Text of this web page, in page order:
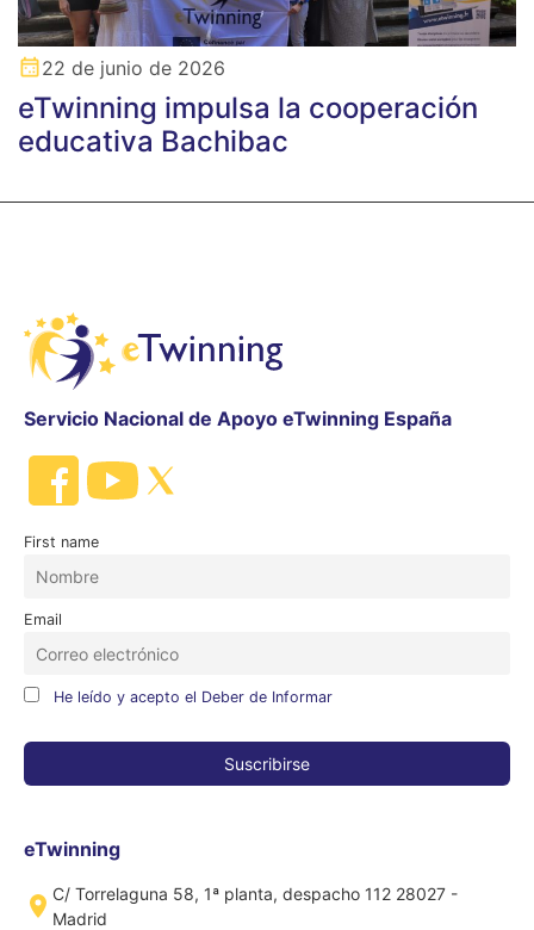
22 de junio de 2026
eTwinning impulsa la cooperación
educativa Bachibac
Servicio Nacional de Apoyo eTwinning España
First name
Email
He leído y acepto el Deber de Informar
eTwinning
C/ Torrelaguna 58, 1ª planta, despacho 112 28027 -
Madrid